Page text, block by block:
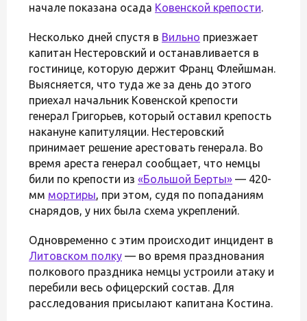
начале показана осада Ковенской крепости.
Несколько дней спустя в Вильно приезжает
капитан Нестеровский и останавливается в
гостинице, которую держит Франц Флейшман.
Выясняется, что туда же за день до этого
приехал начальник Ковенской крепости
генерал Григорьев, который оставил крепость
накануне капитуляции. Нестеровский
принимает решение арестовать генерала. Во
время ареста генерал сообщает, что немцы
били по крепости из «Большой Берты» — 420-
мм мортиры, при этом, судя по попаданиям
снарядов, у них была схема укреплений.
Одновременно с этим происходит инцидент в
Литовском полку — во время празднования
полкового праздника немцы устроили атаку и
перебили весь офицерский состав. Для
расследования присылают капитана Костина.